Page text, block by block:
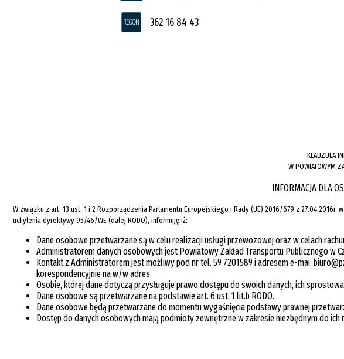
362 16 84 43
KLAUZULA
W POWIATOWYM
INFORMACJA DLA
W związku z art. 13 ust. 1 i 2 Rozporządzenia Parlamentu Europejskiego i Rady (UE) 2016/679 z
uchylenia dyrektywy 95/46/WE (dalej RODO), informuję iż:
Dane osobowe przetwarzane są w celu realizacji usługi przewozowej oraz w celach
Administratorem danych osobowych jest Powiatowy Zakład Transportu Publicznego w
Kontakt z Administratorem jest możliwy pod nr tel. 59 7201589 i adresem e-mai:
korespondencyjnie na w/w adres.
Osobie, której dane dotyczą przysługuje prawo dostępu do swoich danych, ich
Dane osobowe są przetwarzane na podstawie art. 6 ust. 1 lit.b RODO.
Dane osobowe będą przetwarzane do momentu wygaśnięcia podstawy prawnej
Dostęp do danych osobowych mają podmioty zewnętrzne w zakresie niezbędnym do